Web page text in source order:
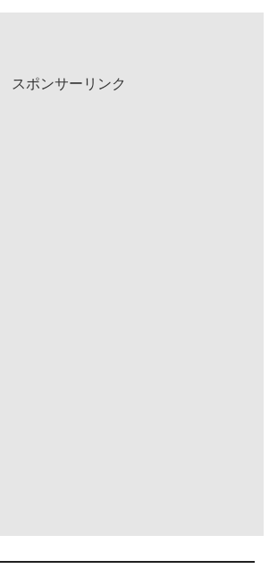
スポンサーリンク